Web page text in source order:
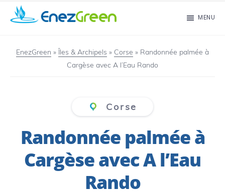
Passer
au
principal
islands
MENU
EnezGreen » Îles & Archipels » Corse » Randonnée palmée à
Cargèse avec A l’Eau Rando
Corse
Randonnée palmée à
Cargèse avec A l’Eau
Rando